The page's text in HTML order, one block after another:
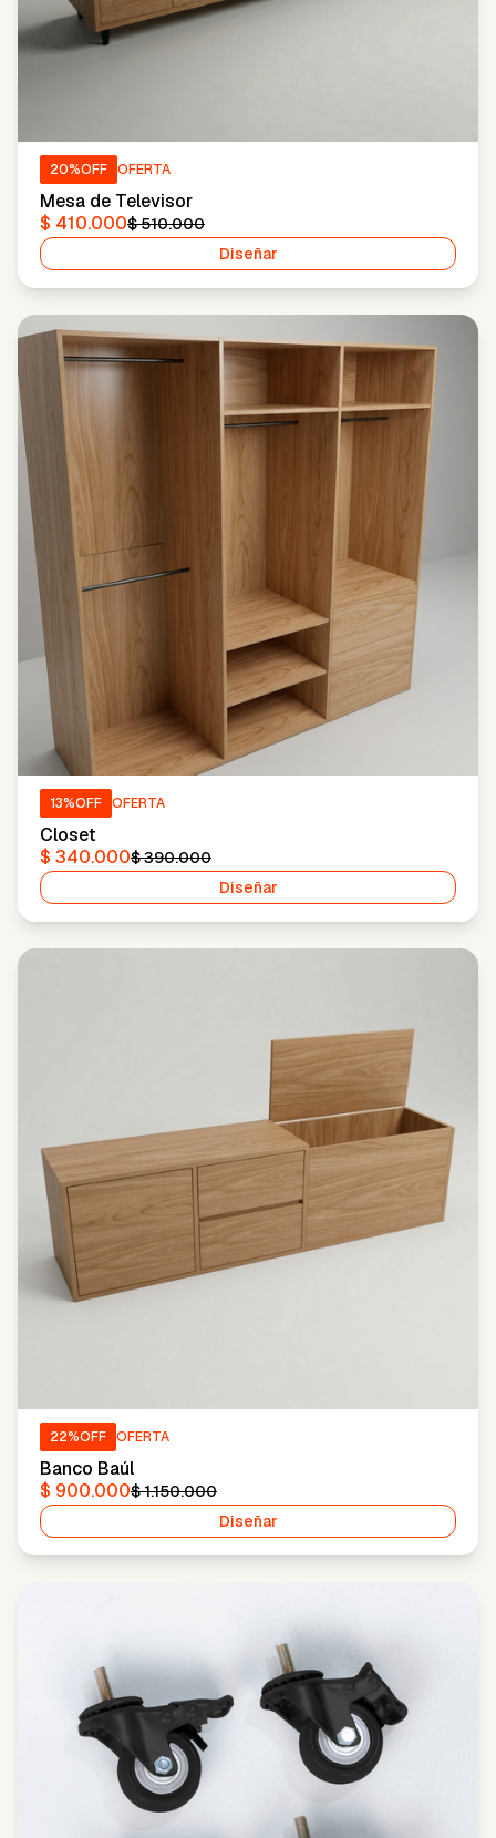
20%OFF OFERTA
Mesa de Televisor
$ 410.000$ 510.000
Diseñar
13%OFF OFERTA
Closet
$ 340.000$ 390.000
Diseñar
22%OFF OFERTA
Banco Baúl
$ 900.000$ 1.150.000
Diseñar